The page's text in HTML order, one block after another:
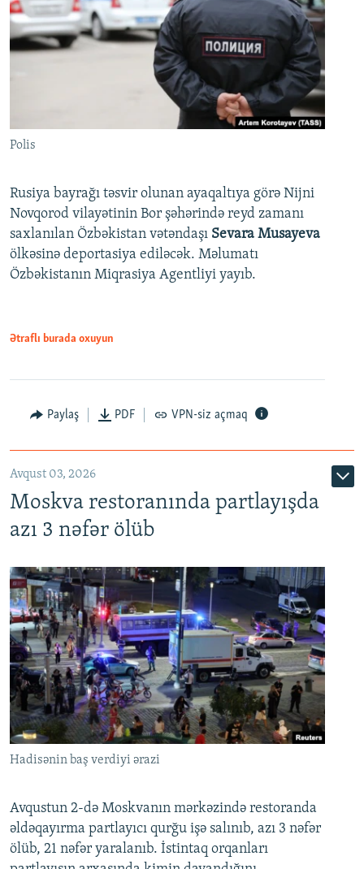
Polis
Rusiya bayrağı təsvir olunan ayaqaltıya görə Nijni
Novqorod vilayətinin Bor şəhərində reyd zamanı
saxlanılan Özbəkistan vətəndaşı Sevara Musayeva
ölkəsinə deportasiya ediləcək. Məlumatı
Özbəkistanın Miqrasiya Agentliyi yayıb.
Ətraflı burada oxuyun
Paylaş PDF VPN-siz açmaq
Avqust 03, 2026
Moskva restoranında partlayışda
azı 3 nəfər ölüb
Hadisənin baş verdiyi ərazi
Avqustun 2-də Moskvanın mərkəzində restoranda
əldəqayırma partlayıcı qurğu işə salınıb, azı 3 nəfər
ölüb, 21 nəfər yaralanıb. İstintaq orqanları